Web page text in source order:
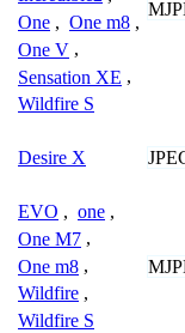
One , One m8 ,
One V ,
Sensation XE ,
Wildfire S
Desire X
EVO , one ,
One M7 ,
One m8 ,
Wildfire ,
Wildfire S